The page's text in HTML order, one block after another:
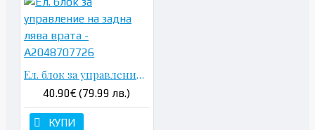
Ел. блок за управление на задна лява врата - A2048707726
40.90€ (79.99 лв.)
КУПИ